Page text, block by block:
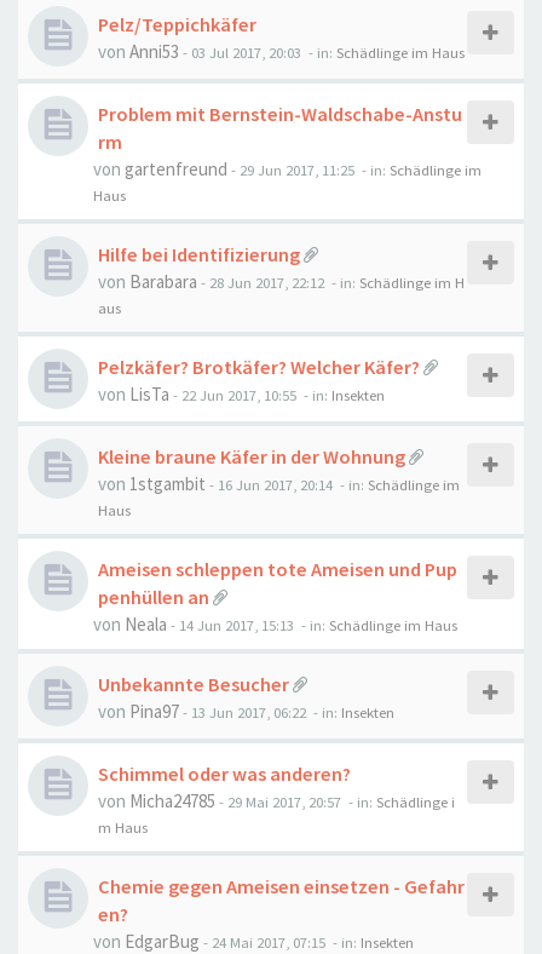
Pelz/Teppichkäfer
von Anni53 - 03 Jul 2017, 20:03 - in: Schädlinge im Haus
Problem mit Bernstein-Waldschabe-Anstu
rm
von gartenfreund - 29 Jun 2017, 11:25 - in: Schädlinge im
Haus
Hilfe bei Identifizierung
von Barabara - 28 Jun 2017, 22:12 - in: Schädlinge im H
aus
Pelzkäfer? Brotkäfer? Welcher Käfer?
von LisTa - 22 Jun 2017, 10:55 - in: Insekten
Kleine braune Käfer in der Wohnung
von 1stgambit - 16 Jun 2017, 20:14 - in: Schädlinge im
Haus
Ameisen schleppen tote Ameisen und Pup
penhüllen an
von Neala - 14 Jun 2017, 15:13 - in: Schädlinge im Haus
Unbekannte Besucher
von Pina97- 13 Jun 2017, 06:22 - in: Insekten
Schimmel oder was anderen?
von Micha24785 - 29 Mai 2017, 20:57 - in: Schädlinge i
m Haus
Chemie gegen Ameisen einsetzen - Gefahr
en?
von EdgarBug - 24 Mai 2017, 07:15 - in: Insekten